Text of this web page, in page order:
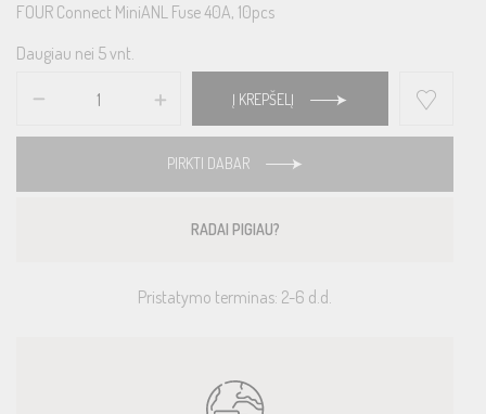
FOUR Connect MiniANL Fuse 40A, 10pcs
Daugiau nei 5 vnt.
Į KREPŠELĮ
PIRKTI DABAR
RADAI PIGIAU?
Pristatymo terminas: 2-6 d.d.